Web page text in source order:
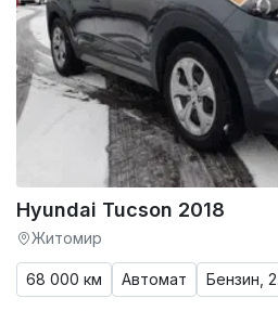
Hyundai Tucson 2018
Житомир
68 000 км Автомат Бензин,